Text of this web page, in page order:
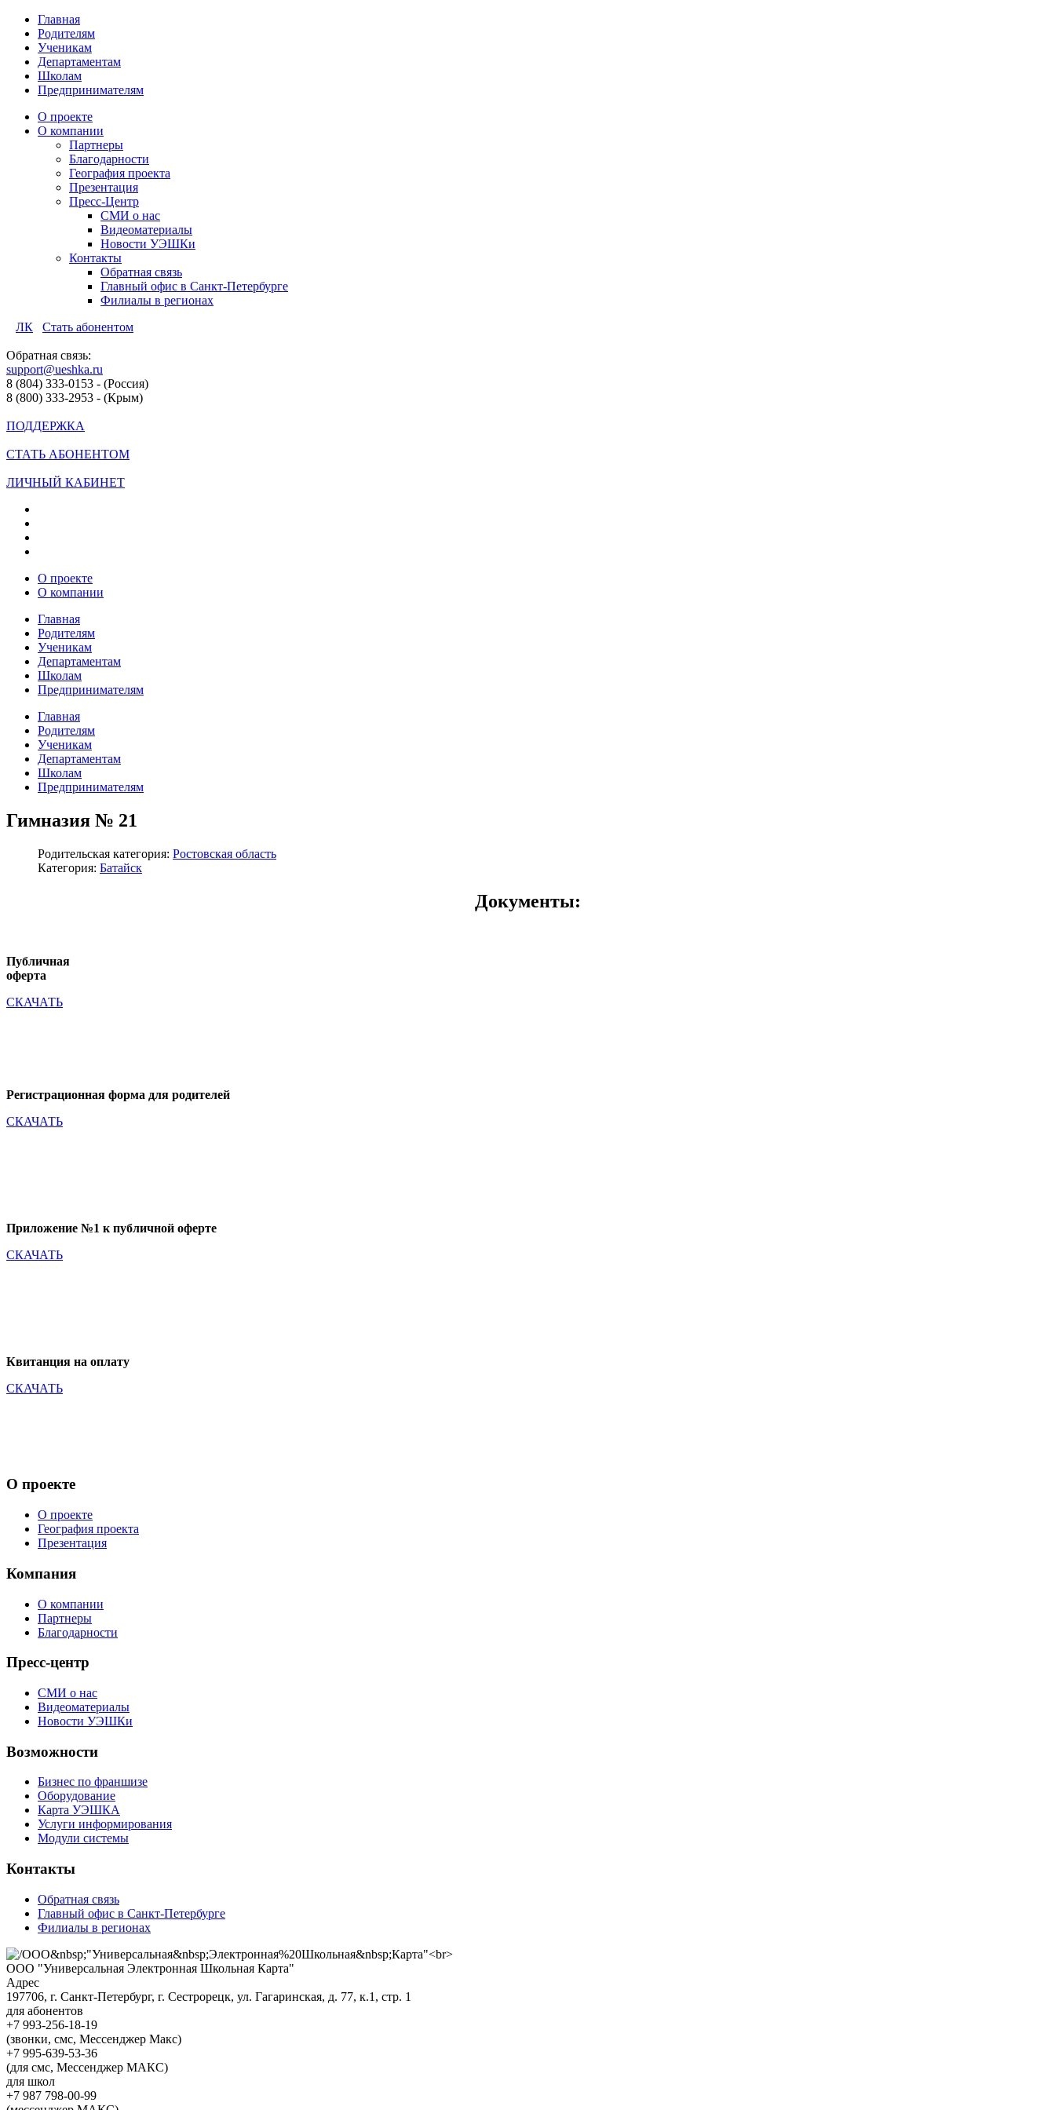
Главная
Родителям
Ученикам
Департаментам
Школам
Предпринимателям
О проекте
О компании
Партнеры
Благодарности
География проекта
Презентация
Пресс-Центр
СМИ о нас
Видеоматериалы
Новости УЭШКи
Контакты
Обратная связь
Главный офис в Санкт-Петербурге
Филиалы в регионах
ЛК
Стать абонентом
Обратная связь:
support@ueshka.ru
8 (804) 333-0153 - (Россия)
8 (800) 333-2953 - (Крым)
ПОДДЕРЖКА
СТАТЬ АБОНЕНТОМ
ЛИЧНЫЙ КАБИНЕТ
О проекте
О компании
Главная
Родителям
Ученикам
Департаментам
Школам
Предпринимателям
Главная
Родителям
Ученикам
Департаментам
Школам
Предпринимателям
Гимназия № 21
Родительская категория: Ростовская область
Категория: Батайск
Документы:
Публичная
оферта
СКАЧАТЬ
Регистрационная форма для родителей
СКАЧАТЬ
Приложение №1 к публичной оферте
СКАЧАТЬ
Квитанция на оплату
СКАЧАТЬ
О проекте
О проекте
География проекта
Презентация
Компания
О компании
Партнеры
Благодарности
Пресс-центр
СМИ о нас
Видеоматериалы
Новости УЭШКи
Возможности
Бизнес по франшизе
Оборудование
Карта УЭШКА
Услуги информирования
Модули системы
Контакты
Обратная связь
Главный офис в Санкт-Петербурге
Филиалы в регионах
ООО "Универсальная Электронная Школьная Карта"
Адрес
197706, г. Санкт-Петербург, г. Сестрорецк, ул. Гагаринская, д. 77, к.1, стр. 1
для абонентов
+7 993-256-18-19
(звонки, смс, Мессенджер Макс)
+7 995-639-53-36
(для смс, Мессенджер МАКС)
для школ
+7 987 798-00-99